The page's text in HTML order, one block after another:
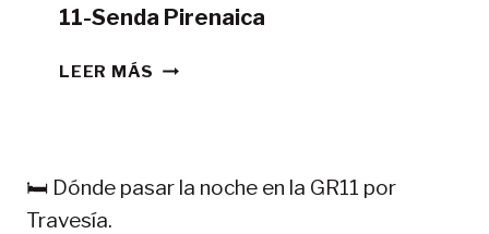
11-Senda Pirenaica
LEER MÁS CONSEJOS
11-
🛏️ Dónde pasar la noche en la GR11 por
Travesía.